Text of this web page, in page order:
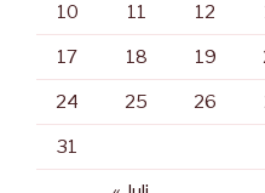
10 11 12
17 18 19
24 25 26
31